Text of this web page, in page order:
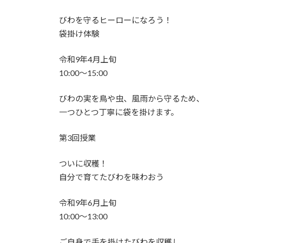
びわを守るヒーローになろう！
袋掛け体験
令和9年4月上旬
10:00～15:00
びわの実を鳥や虫、風雨から守るため、
一つひとつ丁寧に袋を掛けます。
第3回授業
ついに収穫！
自分で育てたびわを味わおう
令和9年6月上旬
10:00～13:00